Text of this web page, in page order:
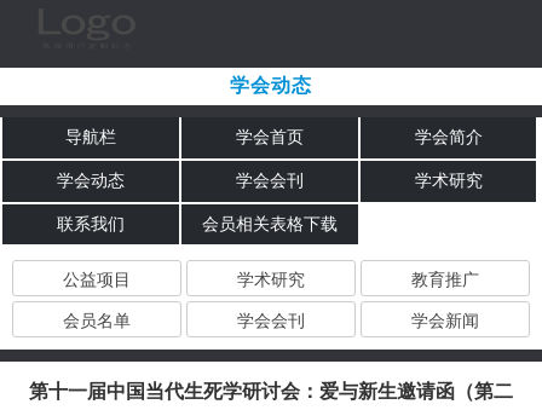
学会动态
导航栏 学会首页 学会简介
学会动态 学会会刊 学术研究
联系我们 会员相关表格下载
公益项目 学术研究 教育推广
会员名单 学会会刊 学会新闻
第十一届中国当代生死学研讨会：爱与新生邀请函（第二